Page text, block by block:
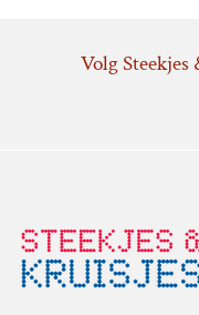
Volg Steekjes